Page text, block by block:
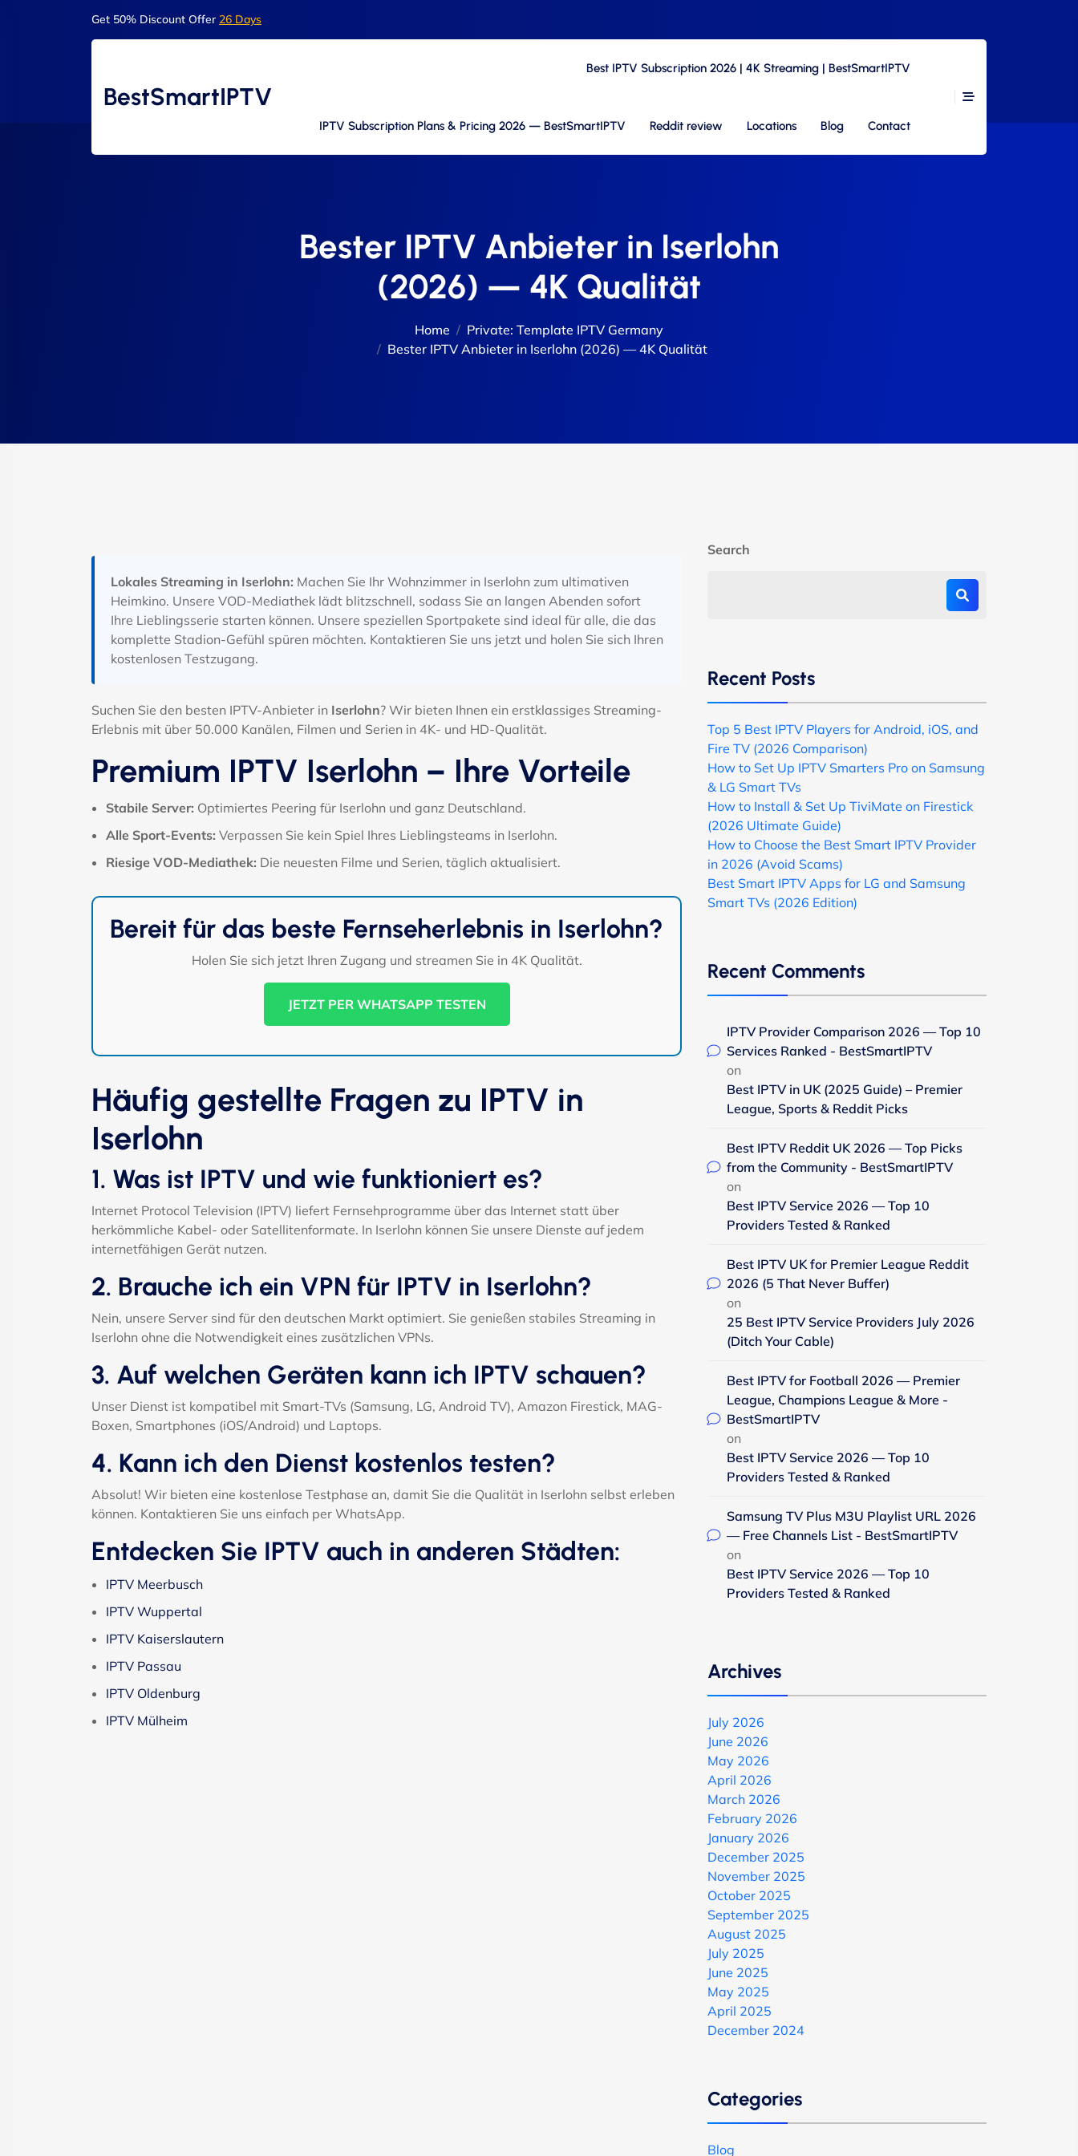
Get 50% Discount Offer 26 Days
BestSmartIPTV
Best IPTV Subscription 2026 | 4K Streaming | BestSmartIPTV
IPTV Subscription Plans & Pricing 2026 — BestSmartIPTV Reddit review Locations Blog Contact
Bester IPTV Anbieter in Iserlohn
(2026) — 4K Qualität
Home
Private: Template IPTV Germany
Bester IPTV Anbieter in Iserlohn (2026) — 4K Qualität
Lokales Streaming in Iserlohn: Machen Sie Ihr Wohnzimmer in Iserlohn zum ultimativen
Heimkino. Unsere VOD-Mediathek lädt blitzschnell, sodass Sie an langen Abenden sofort
Ihre Lieblingsserie starten können. Unsere speziellen Sportpakete sind ideal für alle, die das
komplette Stadion-Gefühl spüren möchten. Kontaktieren Sie uns jetzt und holen Sie sich Ihren
kostenlosen Testzugang.
Suchen Sie den besten IPTV-Anbieter in Iserlohn? Wir bieten Ihnen ein erstklassiges Streaming-
Erlebnis mit über 50.000 Kanälen, Filmen und Serien in 4K- und HD-Qualität.
Premium IPTV Iserlohn – Ihre Vorteile
Stabile Server: Optimiertes Peering für Iserlohn und ganz Deutschland.
Alle Sport-Events: Verpassen Sie kein Spiel Ihres Lieblingsteams in Iserlohn.
Riesige VOD-Mediathek: Die neuesten Filme und Serien, täglich aktualisiert.
Bereit für das beste Fernseherlebnis in Iserlohn?
Holen Sie sich jetzt Ihren Zugang und streamen Sie in 4K Qualität.
JETZT PER WHATSAPP TESTEN
Häufig gestellte Fragen zu IPTV in
Iserlohn
1. Was ist IPTV und wie funktioniert es?
Internet Protocol Television (IPTV) liefert Fernsehprogramme über das Internet statt über
herkömmliche Kabel- oder Satellitenformate. In Iserlohn können Sie unsere Dienste auf jedem
internetfähigen Gerät nutzen.
2. Brauche ich ein VPN für IPTV in Iserlohn?
Nein, unsere Server sind für den deutschen Markt optimiert. Sie genießen stabiles Streaming in
Iserlohn ohne die Notwendigkeit eines zusätzlichen VPNs.
3. Auf welchen Geräten kann ich IPTV schauen?
Unser Dienst ist kompatibel mit Smart-TVs (Samsung, LG, Android TV), Amazon Firestick, MAG-
Boxen, Smartphones (iOS/Android) und Laptops.
4. Kann ich den Dienst kostenlos testen?
Absolut! Wir bieten eine kostenlose Testphase an, damit Sie die Qualität in Iserlohn selbst erleben
können. Kontaktieren Sie uns einfach per WhatsApp.
Entdecken Sie IPTV auch in anderen Städten:
IPTV Meerbusch
IPTV Wuppertal
IPTV Kaiserslautern
IPTV Passau
IPTV Oldenburg
IPTV Mülheim
Search
Recent Posts
Top 5 Best IPTV Players for Android, iOS, and
Fire TV (2026 Comparison)
How to Set Up IPTV Smarters Pro on Samsung
& LG Smart TVs
How to Install & Set Up TiviMate on Firestick
(2026 Ultimate Guide)
How to Choose the Best Smart IPTV Provider
in 2026 (Avoid Scams)
Best Smart IPTV Apps for LG and Samsung
Smart TVs (2026 Edition)
Recent Comments
IPTV Provider Comparison 2026 — Top 10
Services Ranked - BestSmartIPTV
on
Best IPTV in UK (2025 Guide) – Premier
League, Sports & Reddit Picks
Best IPTV Reddit UK 2026 — Top Picks
from the Community - BestSmartIPTV
on
Best IPTV Service 2026 — Top 10
Providers Tested & Ranked
Best IPTV UK for Premier League Reddit
2026 (5 That Never Buffer)
on
25 Best IPTV Service Providers July 2026
(Ditch Your Cable)
Best IPTV for Football 2026 — Premier
League, Champions League & More -
BestSmartIPTV
on
Best IPTV Service 2026 — Top 10
Providers Tested & Ranked
Samsung TV Plus M3U Playlist URL 2026
— Free Channels List - BestSmartIPTV
on
Best IPTV Service 2026 — Top 10
Providers Tested & Ranked
Archives
July 2026
June 2026
May 2026
April 2026
March 2026
February 2026
January 2026
December 2025
November 2025
October 2025
September 2025
August 2025
July 2025
June 2025
May 2025
April 2025
December 2024
Categories
Blog